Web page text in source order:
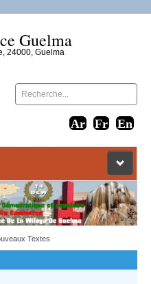
Guelma
24000, Guelma
Textes